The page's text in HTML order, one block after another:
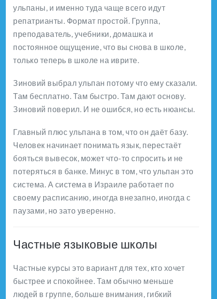
ульпаны, и именно туда чаще всего идут
репатрианты. Формат простой. Группа,
преподаватель, учебники, домашка и
постоянное ощущение, что вы снова в школе,
только теперь в школе на иврите.
Зиновий выбрал ульпан потому что ему сказали.
Там бесплатно. Там быстро. Там дают основу.
Зиновий поверил. И не ошибся, но есть нюансы.
Главный плюс ульпана в том, что он даёт базу.
Человек начинает понимать язык, перестаёт
бояться вывесок, может что-то спросить и не
потеряться в банке. Минус в том, что ульпан это
система. А система в Израиле работает по
своему расписанию, иногда внезапно, иногда с
паузами, но зато уверенно.
Частные языковые школы
Частные курсы это вариант для тех, кто хочет
быстрее и спокойнее. Там обычно меньше
людей в группе, больше внимания, гибкий